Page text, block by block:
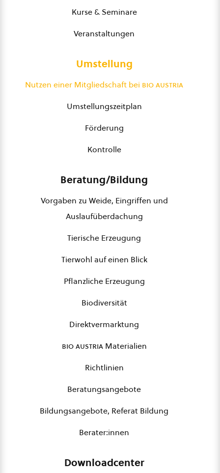
Kurse & Seminare
Veranstaltungen
Umstellung
Nutzen einer Mitgliedschaft bei bio austria
Umstellungszeitplan
Förderung
Kontrolle
Beratung/Bildung
Vorgaben zu Weide, Eingriffen und
Auslaufüberdachung
Tierische Erzeugung
Tierwohl auf einen Blick
Pflanzliche Erzeugung
Biodiversität
Direktvermarktung
bio austriaMaterialien
Richtlinien
Beratungsangebote
Bildungsangebote, Referat Bildung
Berater:innen
Downloadcenter